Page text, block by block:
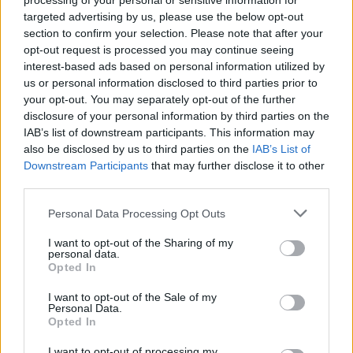
targeted advertising by us, please use the below opt-out
section to confirm your selection. Please note that after your
opt-out request is processed you may continue seeing
interest-based ads based on personal information utilized by
us or personal information disclosed to third parties prior to
your opt-out. You may separately opt-out of the further
disclosure of your personal information by third parties on the
IAB’s list of downstream participants. This information may
also be disclosed by us to third parties on the IAB’s List of
Downstream Participants that may further disclose it to other
Please note that this website/app uses one or more Google
not limited to your visit or usage behaviour. You may click to
grant or deny consent to Google and its third-party tags to
use your data for below specified purposes in below Google
consent section.
Personal Data Processing Opt Outs
I want to opt-out of the Sharing of my
personal data.
Opted In
I want to opt-out of the Sale of my
Personal Data.
Opted In
„nyugalomra és visszafogottságra” szólított
fel.
A Nemesis azzal vádolta a júniusban a
kormány által betiltott helyi antifasiszta
szervezet tagjait, hogy ők állnak a
gyilkosság mögött.
Megbüntetni a „barbárokat”
Tömörülés (RN) vezetője, Marine Le Pen
szombaton „lincselésről” beszélt. A felelős
„barbárok” szerinte a törvény teljes szigorával
büntetendők. Számos más francia politikus is
nyilatkozott az esetről.